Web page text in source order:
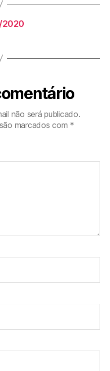
2020
não será publicado.
marcados com *